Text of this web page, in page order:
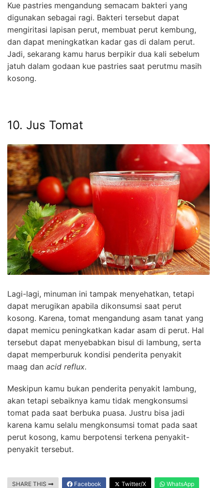
Kue pastries mengandung semacam bakteri yang
digunakan sebagai ragi. Bakteri tersebut dapat
mengiritasi lapisan perut, membuat perut kembung,
dan dapat meningkatkan kadar gas di dalam perut.
Jadi, sekarang kamu harus berpikir dua kali sebelum
jatuh dalam godaan kue pastries saat perutmu masih
kosong.
10. Jus Tomat
Lagi-lagi, minuman ini tampak menyehatkan, tetapi
dapat merugikan apabila dikonsumsi saat perut
kosong. Karena, tomat mengandung asam tanat yang
dapat memicu peningkatkan kadar asam di perut. Hal
tersebut dapat menyebabkan bisul di lambung, serta
dapat memperburuk kondisi penderita penyakit
maag dan acid reflux.
Meskipun kamu bukan penderita penyakit lambung,
akan tetapi sebaiknya kamu tidak mengkonsumsi
tomat pada saat berbuka puasa. Justru bisa jadi
karena kamu selalu mengkonsumsi tomat pada saat
perut kosong, kamu berpotensi terkena penyakit-
penyakit tersebut.
SHARE THIS Facebook Twitter/X WhatsApp